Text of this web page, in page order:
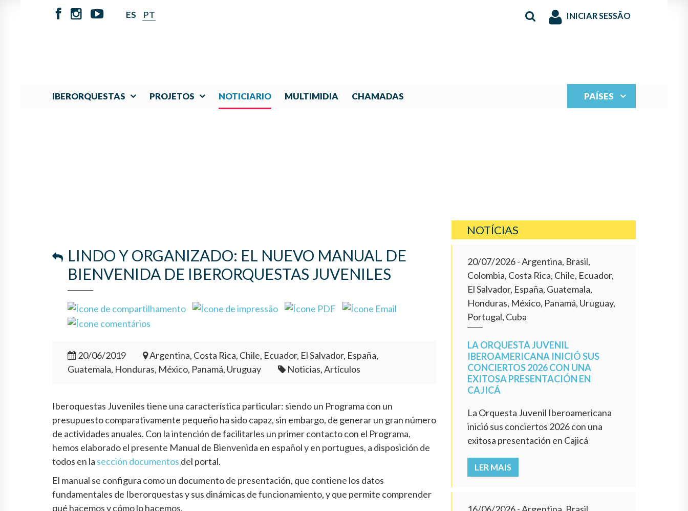
ES PT INICIAR SESSÃO
IBERORQUESTAS PROJETOS NOTICIARIO MULTIMIDIA CHAMADAS PAÍSES
LINDO Y ORGANIZADO: EL NUEVO MANUAL DE
BIENVENIDA DE IBERORQUESTAS JUVENILES
20/06/2019
Argentina, Costa Rica, Chile, Ecuador, El Salvador, España,
Guatemala, Honduras, México, Panamá, Uruguay
Noticias, Artículos
Iberoquestas Juveniles tiene una característica particular: siendo un Programa con un
presupuesto comparativamente pequeño ha sido capaz, sin embargo, de generar un gran número
de actividades anuales. Con la intención de facilitarles un primer contacto con el Programa,
hemos elaborado el presente Manual de Bienvenida en español y en portugues, a disposición de
todos en la sección documentos del portal.
El manual se configura como un documento de presentación, que contiene los datos
fundamentales de Iberorquestas y sus dinámicas de funcionamiento, y que permite comprender
qué hacemos y cómo lo hacemos.
NOTÍCIAS
20/07/2026- Argentina, Brasil,
Colombia, Costa Rica, Chile, Ecuador,
El Salvador, España, Guatemala,
Honduras, México, Panamá, Uruguay,
Portugal, Cuba
LA ORQUESTA JUVENIL
IBEROAMERICANA INICIÓ SUS
CONCIERTOS 2026 CON UNA
EXITOSA PRESENTACIÓN EN
CAJICÁ
La Orquesta Juvenil Iberoamericana
inició sus conciertos 2026 con una
exitosa presentación en Cajicá
LER MAIS